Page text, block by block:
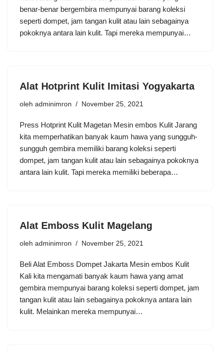
benar-benar bergembira mempunyai barang koleksi
seperti dompet, jam tangan kulit atau lain sebagainya
pokoknya antara lain kulit. Tapi mereka mempunyai…
Alat Hotprint Kulit Imitasi Yogyakarta
oleh adminimron November 25, 2021
Press Hotprint Kulit Magetan Mesin embos Kulit Jarang
kita memperhatikan banyak kaum hawa yang sungguh-
sungguh gembira memiliki barang koleksi seperti
dompet, jam tangan kulit atau lain sebagainya pokoknya
antara lain kulit. Tapi mereka memiliki beberapa…
Alat Emboss Kulit Magelang
oleh adminimron November 25, 2021
Beli Alat Emboss Dompet Jakarta Mesin embos Kulit
Kali kita mengamati banyak kaum hawa yang amat
gembira mempunyai barang koleksi seperti dompet, jam
tangan kulit atau lain sebagainya pokoknya antara lain
kulit. Melainkan mereka mempunyai…